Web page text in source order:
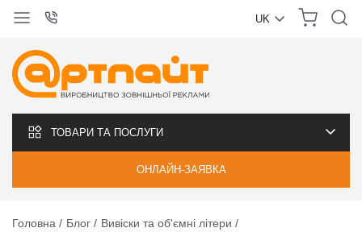
UK
ТОВАРИ ТА ПОСЛУГИ
ОНЛАЙН-ЗАЯВКА
Головна Блог
Вивіски та об'ємні літери